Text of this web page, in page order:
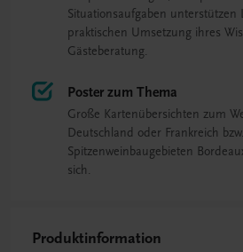
Situationsaufgaben unterstützen
praktischen Umsetzung ihres
Gästeberatung.
Poster zum Thema
Große Kartenübersichten zum
Deutschland oder Frankreich
Spitzenweinbaugebieten
sich.
Produktinformation